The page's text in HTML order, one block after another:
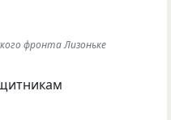
фронта Лизоньке